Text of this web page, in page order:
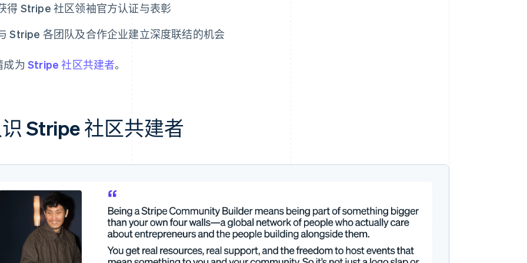
得 Stripe 社区领袖官方认证与表彰
Stripe 各团队及合作企业建立深度联结的机会
成为 Stripe 社区共建者。
Stripe 社区共建者